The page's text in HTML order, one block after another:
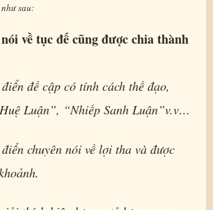
sau:
về tục đế cũng được chia thành
đề cập có tính cách thế đạo,
Luận”, “Nhiếp Sanh Luận”v.v…
chuyên nói về lợi tha và được